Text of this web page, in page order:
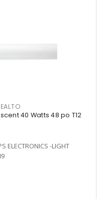
40 Watts 48 po T12
ELECTRONICS -LIGHT